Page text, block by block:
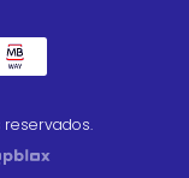
reservados.